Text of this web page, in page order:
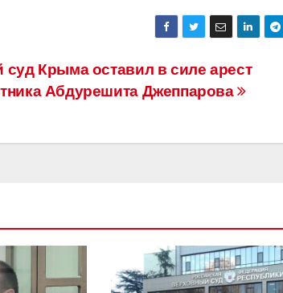
Крыма оставил в силе арест
Абдурешита Джеппарова